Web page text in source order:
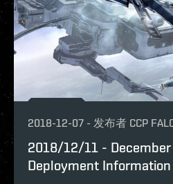
2018-12-07 - 发布者 CCP
2018/12/11 - December
Deployment Information